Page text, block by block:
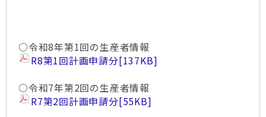
○令和8年第1回の生産者情報
R8第1回計画申請分[137KB]
○令和7年第2回の生産者情報
R7第2回計画申請分[55KB]